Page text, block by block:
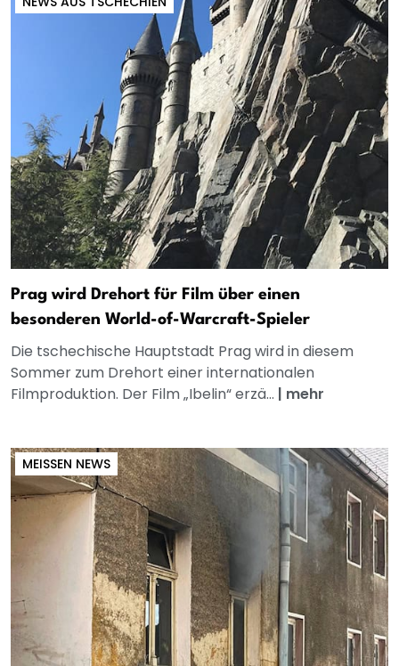
Prag wird Drehort für Film über einen
besonderen World-of-Warcraft-Spieler
Die tschechische Hauptstadt Prag wird in diesem
Sommer zum Drehort einer internationalen
Filmproduktion. Der Film „Ibelin“ erzä... | mehr
MEISSEN NEWS